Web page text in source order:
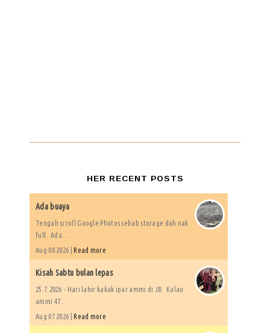
HER RECENT POSTS
Ada buaya
Tengah scroll Google Photos sebab storage dah nak
full. Ada...
Aug 08 2026 |Read more
Kisah Sabtu bulan lepas
25.7.2026 - Hari lahir kakak ipar ammi di JB. Kalau
ammi 47...
Aug 07 2026 |Read more